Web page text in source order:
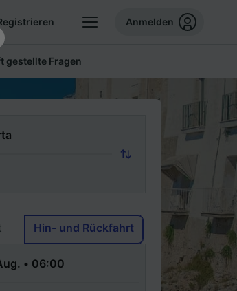
Anmelden
gestellte Fragen
Hin- und Rückfahrt